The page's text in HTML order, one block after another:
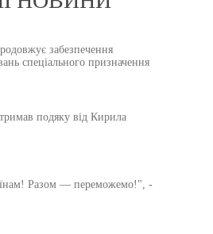
забезпечення
спеціального призначення
подяку від Кирила
Разом — переможемо!", -